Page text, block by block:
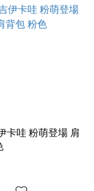
卡哇 粉萌登場 肩